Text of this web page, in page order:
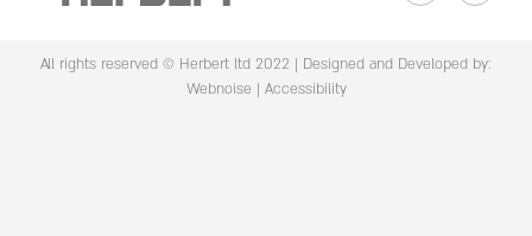
All rights reserved © Herbert ltd 2022 | Designed and Developed by:
Webnoise | Accessibility